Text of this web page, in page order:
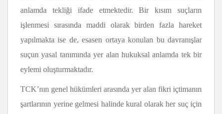
anlamda tekliği ifade etmektedir. Bir kısım suçların
işlenmesi sırasında maddi olarak birden fazla hareket
yapılmakta ise de, esasen ortaya konulan bu davranışlar
suçun yasal tanımında yer alan hukuksal anlamda tek bir
eylemi oluşturmaktadır.
TCK’nın genel hükümleri arasında yer alan fikri içtimanın
şartlarının yerine gelmesi halinde kural olarak her suç için